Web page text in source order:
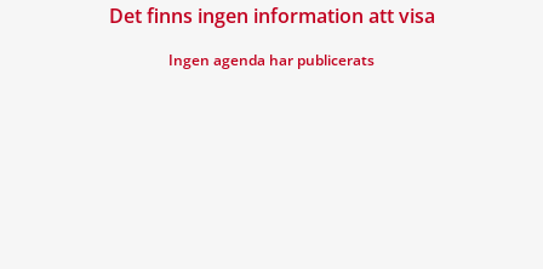
Det finns ingen information att visa
Ingen agenda har publicerats